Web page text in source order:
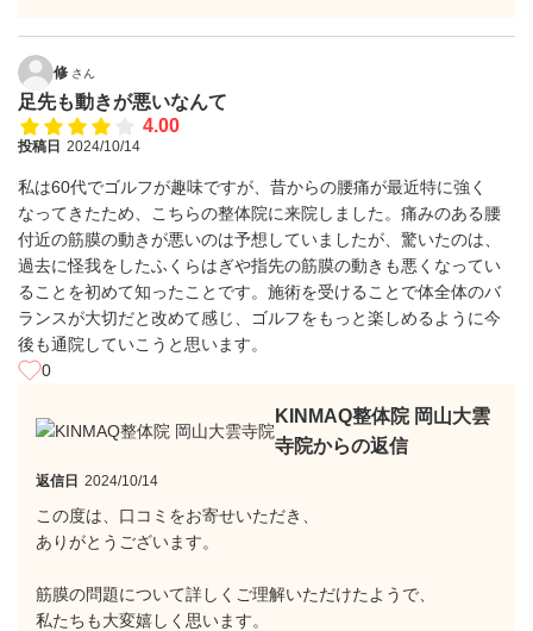
修 さん
足先も動きが悪いなんて
4.00
投稿日 2024/10/14
私は60代でゴルフが趣味ですが、昔からの腰痛が最近特に強く
なってきたため、こちらの整体院に来院しました。痛みのある腰
付近の筋膜の動きが悪いのは予想していましたが、驚いたのは、
過去に怪我をしたふくらはぎや指先の筋膜の動きも悪くなってい
ることを初めて知ったことです。施術を受けることで体全体のバ
ランスが大切だと改めて感じ、ゴルフをもっと楽しめるように今
後も通院していこうと思います。
0
KINMAQ整体院 岡山大雲
寺院からの返信
返信日 2024/10/14
この度は、口コミをお寄せいただき、
ありがとうございます。
筋膜の問題について詳しくご理解いただけたようで、
私たちも大変嬉しく思います。